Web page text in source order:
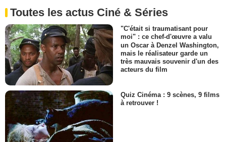
Toutes les actus Ciné & Séries
"C'était si traumatisant pour
moi" : ce chef-d'œuvre a valu
un Oscar à Denzel Washington,
mais le réalisateur garde un
très mauvais souvenir d'un des
acteurs du film
Quiz Cinéma : 9 scènes, 9 films
à retrouver !